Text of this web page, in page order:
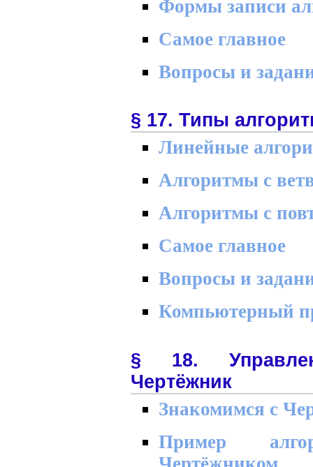
Формы записи
Самое главное
Вопросы и
§ 17. Типы
Линейные
Алгоритмы с
Алгоритмы с
Самое главное
Вопросы и
Компьютерный
§ 18.
Чертёжник
Знакомимся с
Пример